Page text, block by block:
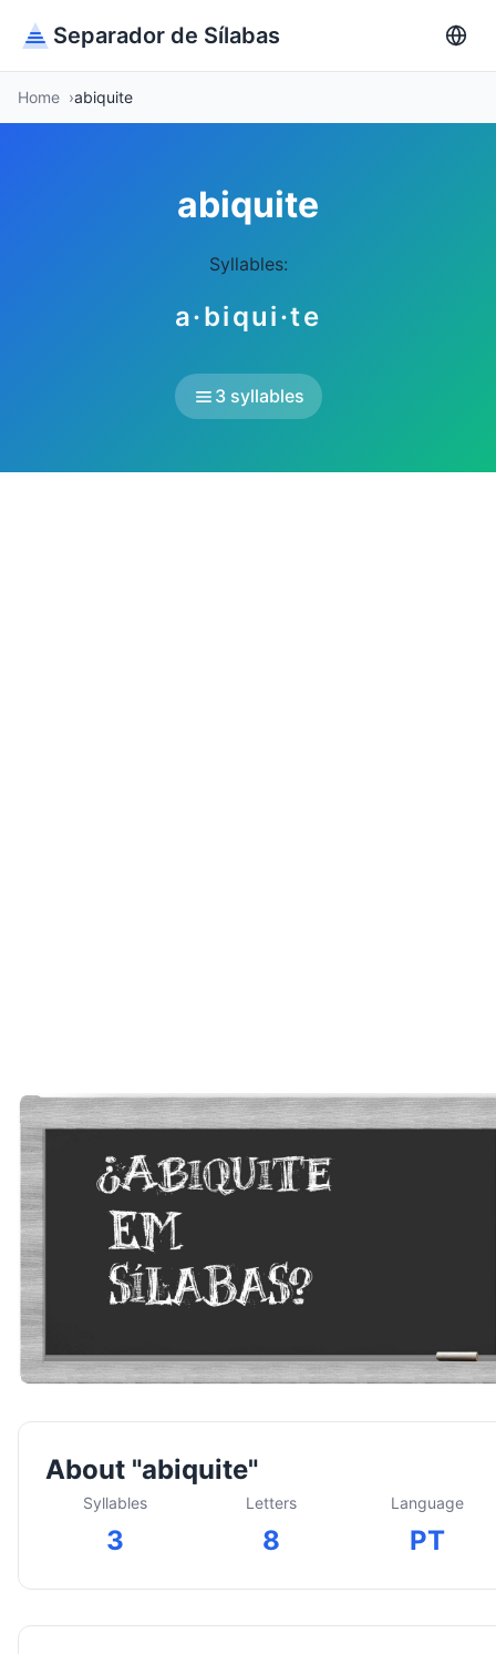
Separador de Sílabas
Home abiquite
abiquite
Syllables:
a·biqui·te
3 syllables
About "abiquite"
Syllables
3
Letters
8
Language
PT